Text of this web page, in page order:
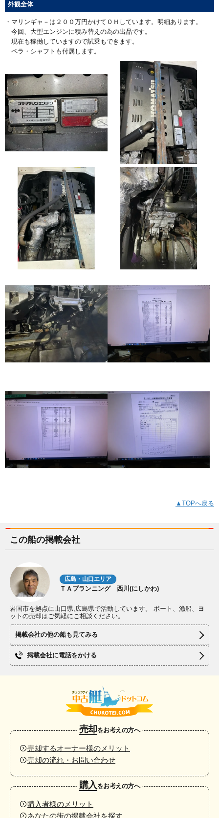
外観全体
・マリンギャ－は２００万円かけてＯＨしています。明細あります。
今回、大型エンジンに積み替えの為の出品です。
現在も稼働していますので試乗もできます。
ペラ・シャフトも付属します。
▲TOPへ戻る
この船の掲載会社
広島・山口エリア
ＴＡプランニング 西川(にしかわ)
岩国市を拠点に山口県,広島県で活動しています。 ボート、漁船、ヨ
ットの売却はご気軽にご相談ください。
掲載会社の他の船も見てみる
掲載会社に電話をかける
売却をお考えの方へ
売却するオーナー様のメリット
売却の流れ・お問い合わせ
購入 をお考えの方へ
購入者様のメリット
あなたの街の掲載会社を探す